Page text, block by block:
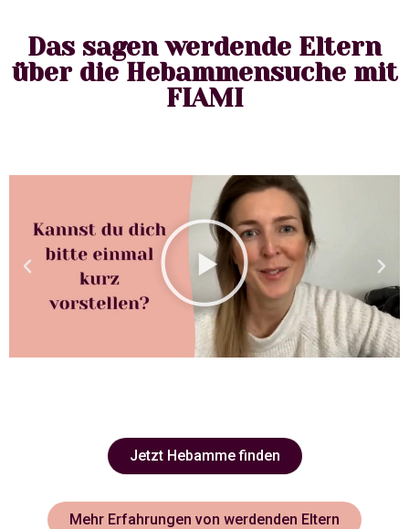
Das sagen werdende Eltern
über die Hebammensuche mit
FIAMI
Jetzt Hebamme finden
Mehr Erfahrungen von werdenden Eltern